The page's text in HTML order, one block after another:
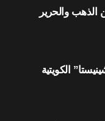
الذهب والحرير
الكويتية